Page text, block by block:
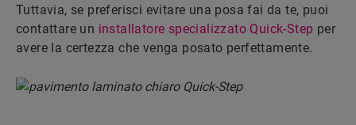
Tuttavia, se preferisci evitare una posa fai da te, puoi
contattare un installatore specializzato Quick-Step per
avere la certezza che venga posato perfettamente.